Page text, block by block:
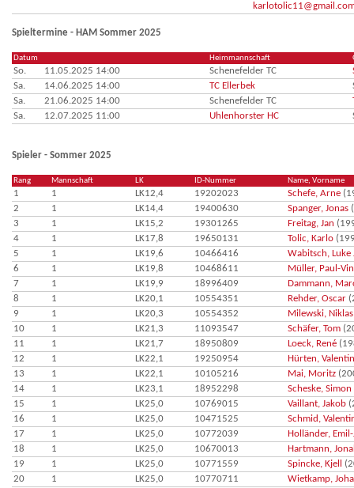
Spieltermine - HAM Sommer 2025
Datum Heimmannschaft
So. 11.05.2025 14:00 Schenefelder TC
Sa.
14.06.2025 14:00 TC Ellerbek
Sa.
21.06.2025 14:00 Schenefelder TC
Sa.
12.07.2025 11:00 Uhlenhorster HC
Spieler - Sommer 2025
Rang Mannschaft LK ID-Nummer Name, Vorname
1 1 LK12,4 19202023 Schefe, Arne
2
1 LK14,4 19400630 Spanger, Jonas
3
1 LK15,2 19301265 Freitag, Jan
4
1 LK17,8 19650131 Tolic, Karlo
5
1 LK19,6 10466416
Wabitsch, Luke
6
1 LK19,8 10468611
Müller, Paul-
7
1 LK19,9 18996409
Dammann,
8
1 LK20,1 10554351 Rehder, Oscar
9
1 LK20,3 10554352 Milewski, Niklas
10
1 LK21,3 11093547 Schäfer, Tom
11
1 LK21,7 18950809 Loeck, René
12
1 LK22,1 19250954
Hürten, Valentin
13
1 LK22,1 10105216 Mai, Moritz
14
1 LK23,1 18952298 Scheske, Simon
15
1 LK25,0 10769015 Vaillant, Jakob
16
1 LK25,0 10471525
Schmid,
17
1 LK25,0 10772039
Holländer,
18
1 LK25,0 10670013
Hartmann,
19
1 LK25,0 10771559 Spincke, Kjell
20
1 LK25,0 10770711
Wietkamp,